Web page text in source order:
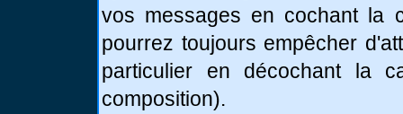
vos messages en cochant la
pourrez toujours empêcher
particulier en décochant la
composition).